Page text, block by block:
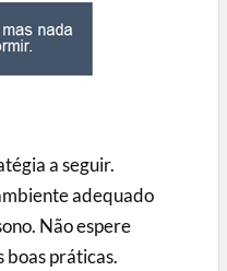
a seguir.
adequado
Não espere
boas práticas.